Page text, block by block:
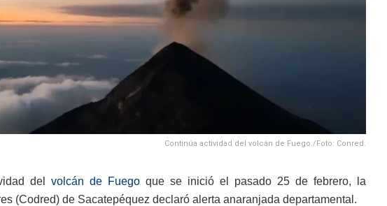
Continúa actividad del volcán de Fuego./Foto: Conred.
del volcán de Fuego que se inició el pasado 25 de febrero, la
(Codred) de Sacatepéquez declaró alerta anaranjada departamental.